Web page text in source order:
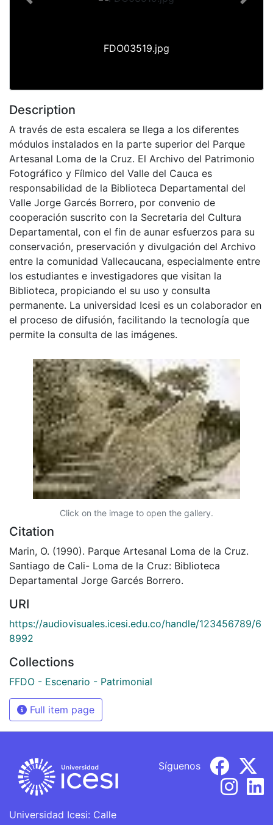
FDO03519.jpg
Previous Next
Description
A través de esta escalera se llega a los diferentes
módulos instalados en la parte superior del Parque
Artesanal Loma de la Cruz. El Archivo del Patrimonio
Fotográfico y Fílmico del Valle del Cauca es
responsabilidad de la Biblioteca Departamental del
Valle Jorge Garcés Borrero, por convenio de
cooperación suscrito con la Secretaria del Cultura
Departamental, con el fin de aunar esfuerzos para su
conservación, preservación y divulgación del Archivo
entre la comunidad Vallecaucana, especialmente entre
los estudiantes e investigadores que visitan la
Biblioteca, propiciando el su uso y consulta
permanente. La universidad Icesi es un colaborador en
el proceso de difusión, facilitando la tecnología que
permite la consulta de las imágenes.
Click on the image to open the gallery.
Citation
Marin, O. (1990). Parque Artesanal Loma de la Cruz.
Santiago de Cali- Loma de la Cruz: Biblioteca
Departamental Jorge Garcés Borrero.
URI
https://audiovisuales.icesi.edu.co/handle/123456789/6
8992
Collections
FFDO - Escenario - Patrimonial
Full item page
Universidad Icesi: Calle
Síguenos